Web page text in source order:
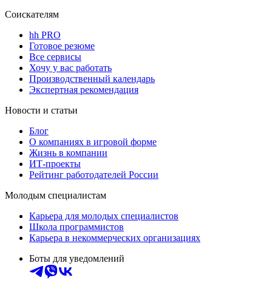
Соискателям
hh PRO
Готовое резюме
Все сервисы
Хочу у вас работать
Производственный календарь
Экспертная рекомендация
Новости и статьи
Блог
О компаниях в игровой форме
Жизнь в компании
ИТ-проекты
Рейтинг работодателей России
Молодым специалистам
Карьера для молодых специалистов
Школа программистов
Карьера в некоммерческих организациях
Боты для уведомлений